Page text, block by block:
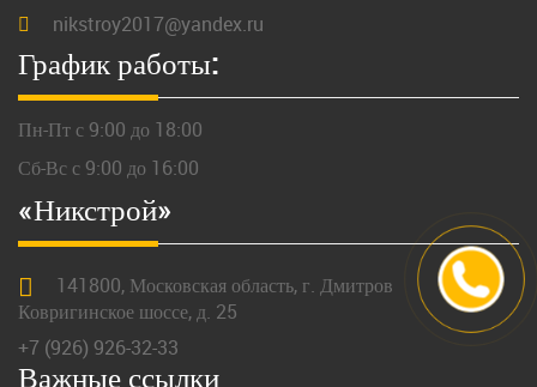
nikstroy2017@yandex.ru
График работы:
Пн-Пт с 9:00 до 18:00
Сб-Вс с 9:00 до 16:00
«Никстрой»
141800, Московская область, г. Дмитров
Ковригинское шоссе, д. 25
+7 (926) 926-32-33
Важные ссылки